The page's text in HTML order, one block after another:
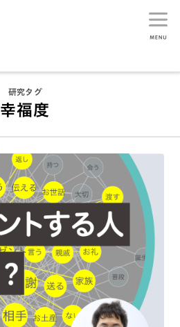
研究タグ
幸福度